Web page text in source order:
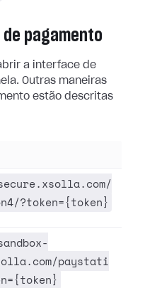
pagamento
a interface de
Outras maneiras
estão descritas
?token={token}
paystati